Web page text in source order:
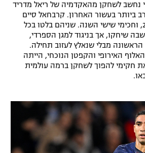
1
לבית עסק
נחשב לשחקן מהאקדמיה של ריאל מדריד
ביותר בעשור האחרון. קרבחאל סיים
רביעי בכדור הזהב 2024, וחכימי שישי השנה. שניהם בלטו בכל
שיחקו, אך בניגוד למגן הספרדי,
מבלי שנאלץ לעזוב תחילה.
האירופי והקפטן הנוכחי, הייתה
חקימי להפוך לשחקן ברמה עולמית